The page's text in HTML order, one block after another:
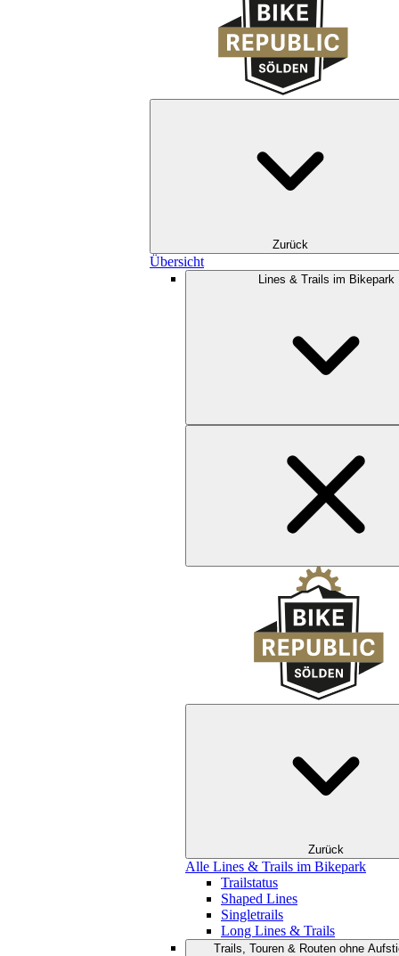
Zurück
Übersicht
Lines & Trails im Bikepark
Zurück
Alle Lines & Trails im Bikepark
Trailstatus
Shaped Lines
Singletrails
Long Lines & Trails
Trails, Touren & Routen ohne